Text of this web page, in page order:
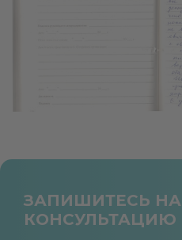
ЗАПИШИТЕСЬ НА
КОНСУЛЬТАЦИЮ